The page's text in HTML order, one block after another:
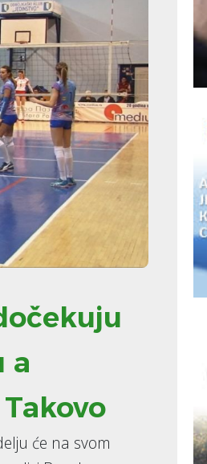
a
će na svom